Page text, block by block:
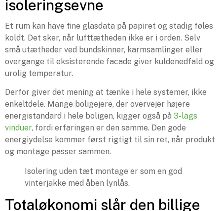
isoleringsevne
Et rum kan have fine glasdata på papiret og stadig føles
koldt. Det sker, når lufttætheden ikke er i orden. Selv
små utætheder ved bundskinner, karmsamlinger eller
overgange til eksisterende facade giver kuldenedfald og
urolig temperatur.
Derfor giver det mening at tænke i hele systemer, ikke
enkeltdele. Mange boligejere, der overvejer højere
energistandard i hele boligen, kigger også på 3-lags
vinduer, fordi erfaringen er den samme. Den gode
energiydelse kommer først rigtigt til sin ret, når produkt
og montage passer sammen.
Isolering uden tæt montage er som en god
vinterjakke med åben lynlås.
Totaløkonomi slår den billige